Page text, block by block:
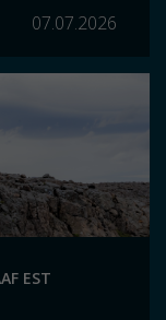
07.07.2026
EST